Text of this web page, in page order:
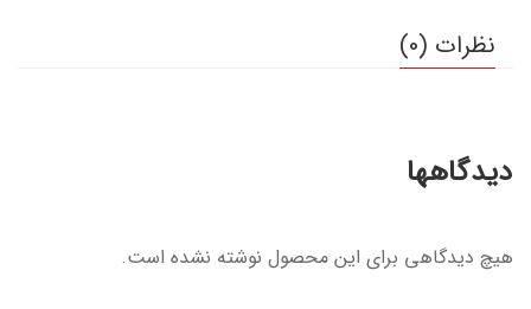
نظرات (0)
دیدگاهها
هیچ دیدگاهی برای این محصول نوشته نشده است.